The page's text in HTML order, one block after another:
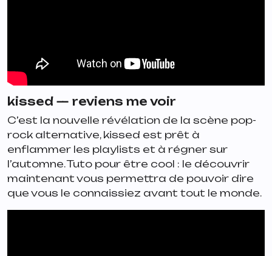
kissed — reviens me voir
C’est la nouvelle révélation de la scène pop-
rock alternative, kissed est prêt à
enflammer les playlists et à régner sur
l’automne. Tuto pour être cool : le découvrir
maintenant vous permettra de pouvoir dire
que vous le connaissiez avant tout le monde.